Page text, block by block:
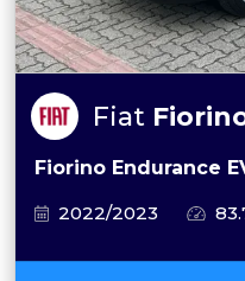
Fiat
Fiorino Endurance
2022/2023